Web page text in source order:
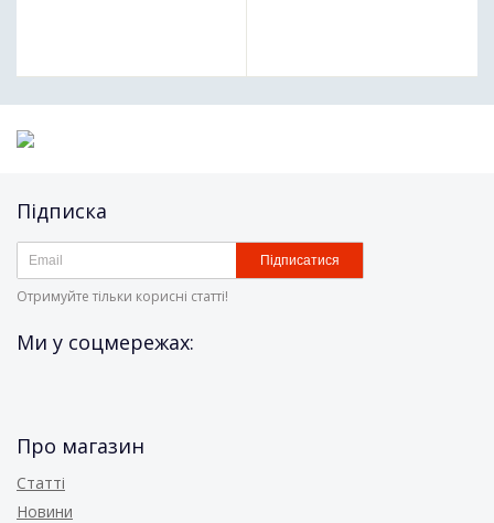
Підписка
Підписатися
Отримуйте тільки корисні статті!
Ми у соцмережах:
Про магазин
Статті
Новини